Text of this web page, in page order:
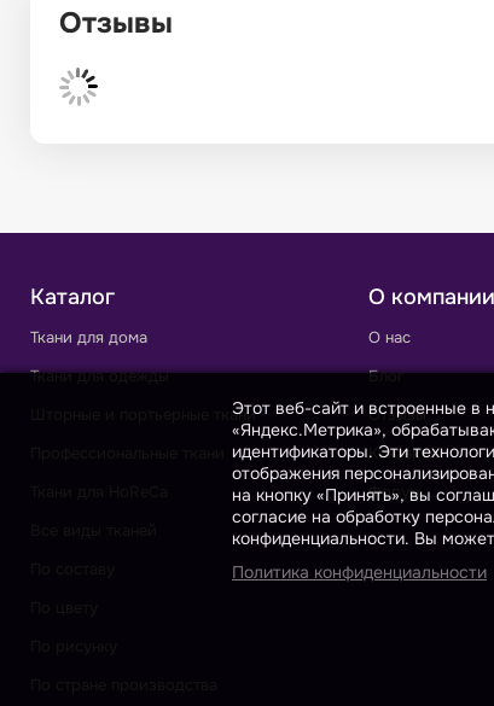
Отзывы
Каталог
Ткани для дома
Ткани для одежды
Шторные и портьерные ткани
О компании
О нас
Блог
Отзывы
Контакты
Форум
Этот веб-сайт и встроенные в
«Яндекс.Метрика»,
идентификаторы. Эти
отображения
на кнопку «Принять», вы
согласие на обработку
конфиденциальности. Вы
Политика конфиденциальности